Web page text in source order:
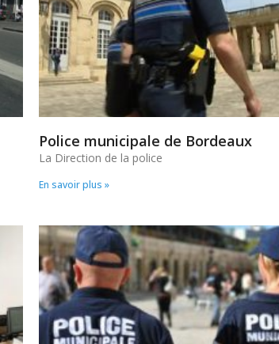
Police municipale de Bordeaux
La Direction de la police
En savoir plus »